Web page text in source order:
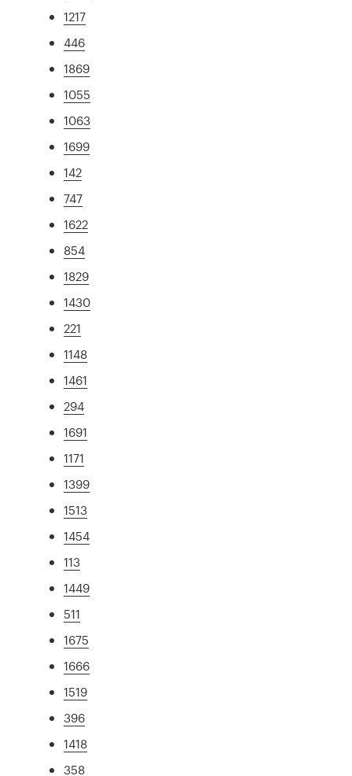
1217
446
1869
1055
1063
1699
142
747
1622
854
1829
1430
221
1148
1461
294
1691
1171
1399
1513
1454
113
1449
511
1675
1666
1519
396
1418
358